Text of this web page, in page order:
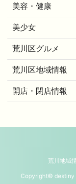
美容・健康
美少女
荒川区グルメ
荒川区地域情報
開店・閉店情報
荒川地域
Copyright©